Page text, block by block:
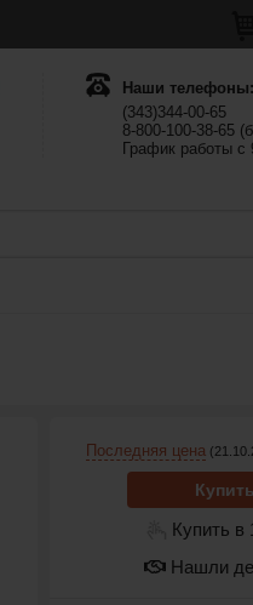
Наши телефоны:
(343)344-00-65
8-800-100-38-65
График работы с
Последняя цена
Купить
Купить в
Нашли